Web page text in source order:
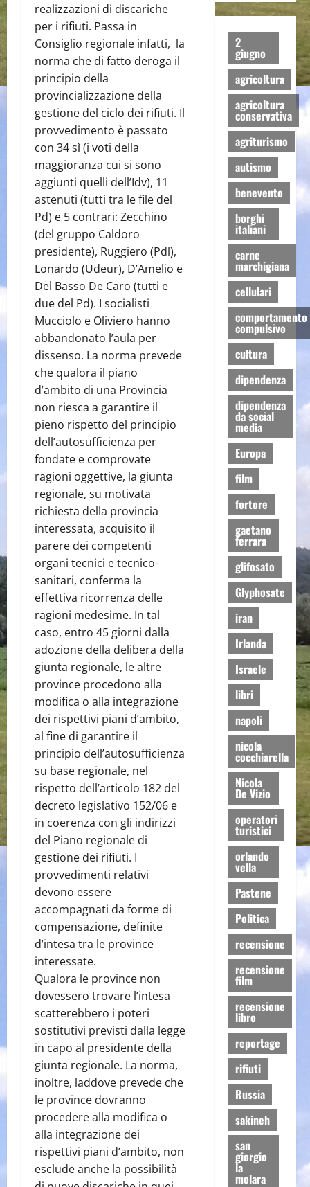
realizzazioni di discariche
per i rifiuti. Passa in
Consiglio regionale infatti, la
norma che di fatto deroga il
principio della
provincializzazione della
gestione del ciclo dei rifiuti. Il
provvedimento è passato
con 34 sì (i voti della
maggioranza cui si sono
aggiunti quelli dell’Idv), 11
astenuti (tutti tra le file del
Pd) e 5 contrari: Zecchino
(del gruppo Caldoro
presidente), Ruggiero (Pdl),
Lonardo (Udeur), D’Amelio e
Del Basso De Caro (tutti e
due del Pd). I socialisti
Mucciolo e Oliviero hanno
abbandonato l’aula per
dissenso. La norma prevede
che qualora il piano
d’ambito di una Provincia
non riesca a garantire il
pieno rispetto del principio
dell’autosufficienza per
fondate e comprovate
ragioni oggettive, la giunta
regionale, su motivata
richiesta della provincia
interessata, acquisito il
parere dei competenti
organi tecnici e tecnico-
sanitari, conferma la
effettiva ricorrenza delle
ragioni medesime. In tal
caso, entro 45 giorni dalla
adozione della delibera della
giunta regionale, le altre
province procedono alla
modifica o alla integrazione
dei rispettivi piani d’ambito,
al fine di garantire il
principio dell’autosufficienza
su base regionale, nel
rispetto dell’articolo 182 del
decreto legislativo 152/06 e
in coerenza con gli indirizzi
del Piano regionale di
gestione dei rifiuti. I
provvedimenti relativi
devono essere
accompagnati da forme di
compensazione, definite
d’intesa tra le province
interessate.
Qualora le province non
dovessero trovare l’intesa
scatterebbero i poteri
sostitutivi previsti dalla legge
in capo al presidente della
giunta regionale. La norma,
inoltre, laddove prevede che
le province dovranno
procedere alla modifica o
alla integrazione dei
rispettivi piani d’ambito, non
esclude anche la possibilità
2
giugno
agricoltura
agricoltura
conservativa
agriturismo
autismo
benevento
borghi
italiani
carne
marchigiana
cellulari
comportamento
compulsivo
cultura
dipendenza
dipendenza
da social
media
Europa
film
fortore
gaetano
ferrara
glifosato
Glyphosate
iran
Irlanda
Israele
libri
napoli
nicola
cocchiarella
Nicola
De Vizio
operatori
turistici
orlando
vella
Pastene
Politica
recensione
recensione
film
recensione
libro
reportage
rifiuti
Russia
sakineh
san
giorgio
la
molara